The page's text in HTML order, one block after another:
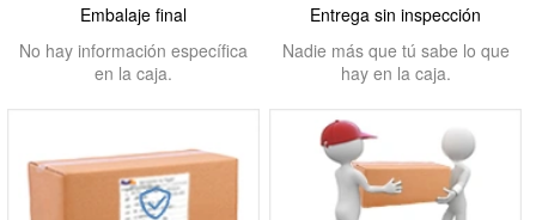
Embalaje final
No hay información específica
en la caja.
Entrega sin inspección
Nadie más que tú sabe lo que
hay en la caja.